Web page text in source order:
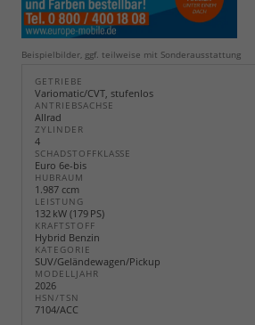
Beispielbilder, ggf. teilweise mit Sonderausstattung
GETRIEBE
Variomatic/CVT, stufenlos
ANTRIEBSACHSE
Allrad
ZYLINDER
4
SCHADSTOFFKLASSE
Euro 6e-bis
HUBRAUM
1.987 ccm
LEISTUNG
132 kW (179 PS)
KRAFTSTOFF
Hybrid Benzin
KATEGORIE
SUV/Geländewagen/Pickup
MODELLJAHR
2026
HSN/TSN
7104/ACC